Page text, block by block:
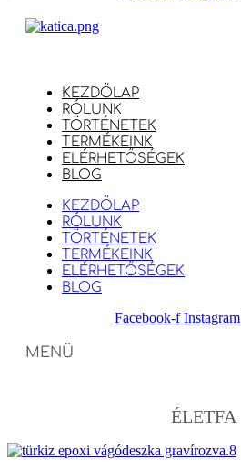
KEZDŐLAP
RÓLUNK
TÖRTÉNETEK
TERMÉKEINK
ELÉRHETŐSÉGEK
BLOG
KEZDŐLAP
RÓLUNK
TÖRTÉNETEK
TERMÉKEINK
ELÉRHETŐSÉGEK
BLOG
Facebook-f Instagram
MENÜ
ÉLETFA